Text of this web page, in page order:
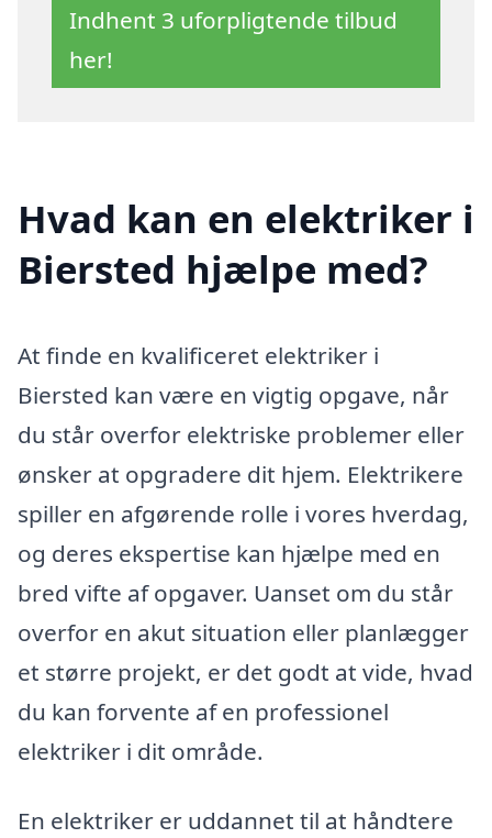
Indhent 3 uforpligtende tilbud
her!
Hvad kan en elektriker i
Biersted hjælpe med?
At finde en kvalificeret elektriker i
Biersted kan være en vigtig opgave, når
du står overfor elektriske problemer eller
ønsker at opgradere dit hjem. Elektrikere
spiller en afgørende rolle i vores hverdag,
og deres ekspertise kan hjælpe med en
bred vifte af opgaver. Uanset om du står
overfor en akut situation eller planlægger
et større projekt, er det godt at vide, hvad
du kan forvente af en professionel
elektriker i dit område.
En elektriker er uddannet til at håndtere